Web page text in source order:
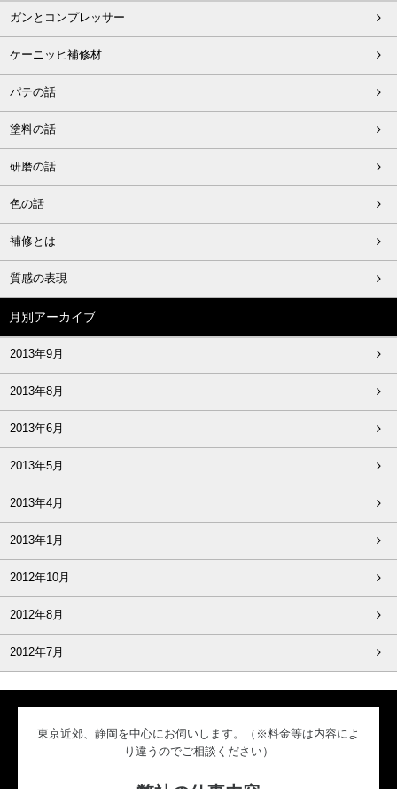
ガンとコンプレッサー
ケーニッヒ補修材
パテの話
塗料の話
研磨の話
色の話
補修とは
質感の表現
月別アーカイブ
2013年9月
2013年8月
2013年6月
2013年5月
2013年4月
2013年1月
2012年10月
2012年8月
2012年7月
東京近郊、静岡を中心にお伺いします。（※料金等は内容によ
り違うのでご相談ください）